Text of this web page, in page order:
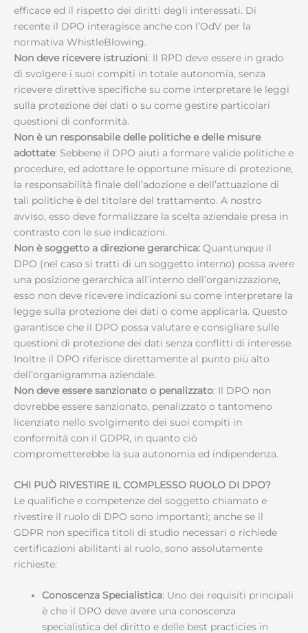
efficace ed il rispetto dei diritti degli interessati. Di
recente il DPO interagisce anche con l’OdV per la
normativa WhistleBlowing.
Non deve ricevere istruzioni: Il RPD deve essere in grado
di svolgere i suoi compiti in totale autonomia, senza
ricevere direttive specifiche su come interpretare le leggi
sulla protezione dei dati o su come gestire particolari
questioni di conformità.
Non è un responsabile delle politiche e delle misure
adottate: Sebbene il DPO aiuti a formare valide politiche e
procedure, ed adottare le opportune misure di protezione,
la responsabilità finale dell’adozione e dell’attuazione di
tali politiche è del titolare del trattamento. A nostro
avviso, esso deve formalizzare la scelta aziendale presa in
contrasto con le sue indicazioni.
Non è soggetto a direzione gerarchica: Quantunque il
DPO (nel caso si tratti di un soggetto interno) possa avere
una posizione gerarchica all’interno dell’organizzazione,
esso non deve ricevere indicazioni su come interpretare la
legge sulla protezione dei dati o come applicarla. Questo
garantisce che il DPO possa valutare e consigliare sulle
questioni di protezione dei dati senza conflitti di interesse.
Inoltre il DPO riferisce direttamente al punto più alto
dell’organigramma aziendale.
Non deve essere sanzionato o penalizzato: Il DPO non
dovrebbe essere sanzionato, penalizzato o tantomeno
licenziato nello svolgimento dei suoi compiti in
conformità con il GDPR, in quanto ciò
comprometterebbe la sua autonomia ed indipendenza.
CHI PUÒ RIVESTIRE IL COMPLESSO RUOLO DI DPO?
Le qualifiche e competenze del soggetto chiamato e
rivestire il ruolo di DPO sono importanti; anche se il
GDPR non specifica titoli di studio necessari o richiede
certificazioni abilitanti al ruolo, sono assolutamente
richieste:
Conoscenza Specialistica: Uno dei requisiti principali
è che il DPO deve avere una conoscenza
specialistica del diritto e delle best practicies in